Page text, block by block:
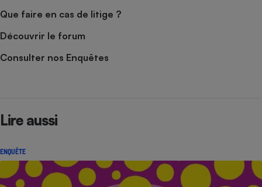
Que faire en cas de litige ?
Découvrir le forum
Consulter nos Enquêtes
Lire aussi
ENQUÊTE